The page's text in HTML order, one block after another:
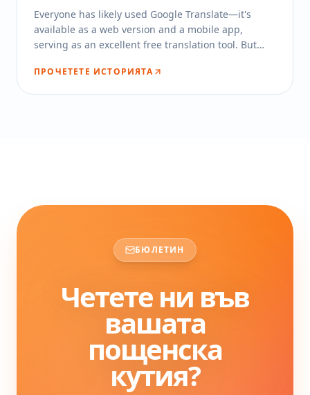
Everyone has likely used Google Translate—it's
available as a web version and a mobile app,
serving as an excellent free translation tool. But
Translate directly in Chrome's sidebar for text
ПРОЧЕТЕТЕ ИСТОРИЯТА
БЮЛЕТИН
Четете ни във
вашата
пощенска
кутия?